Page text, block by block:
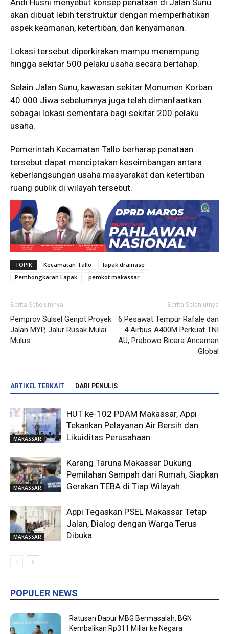
akan dibuat lebih terstruktur dengan memperhatikan
aspek keamanan, ketertiban, dan kenyamanan.
Lokasi tersebut diperkirakan mampu menampung
hingga sekitar 500 pelaku usaha secara bertahap.
Selain Jalan Sunu, kawasan sekitar Monumen Korban
40.000 Jiwa sebelumnya juga telah dimanfaatkan
sebagai lokasi sementara bagi sekitar 200 pelaku
usaha.
Pemerintah Kecamatan Tallo berharap penataan
tersebut dapat menciptakan keseimbangan antara
keberlangsungan usaha masyarakat dan ketertiban
ruang publik di wilayah tersebut.
TOPIK Kecamatan Tallo
lapak drainase
Pembongkaran Lapak
pemkot makassar
Berita Sebelumnya
Pemprov Sulsel Genjot Proyek
Jalan MYP, Jalur Rusak Mulai
Mulus
Berita Selanjutnya
6 Pesawat Tempur Rafale dan
4 Airbus A400M Perkuat TNI
AU, Prabowo Bicara Ancaman
Global
ARTIKEL TERKAIT DARI PENULIS
MAKASSAR
HUT ke-102 PDAM Makassar, Appi
Tekankan Pelayanan Air Bersih dan
Likuiditas Perusahaan
MAKASSAR
Karang Taruna Makassar Dukung
Pemilahan Sampah dari Rumah, Siapkan
Gerakan TEBA di Tiap Wilayah
MAKASSAR
Appi Tegaskan PSEL Makassar Tetap
Jalan, Dialog dengan Warga Terus
Dibuka
POPULER NEWS
Ratusan Dapur MBG Bermasalah, BGN
Kembalikan Rp311 Miliar ke Negara